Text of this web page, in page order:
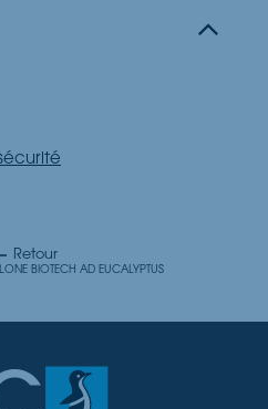
Retour
BIOTECH AD EUCALYPTUS